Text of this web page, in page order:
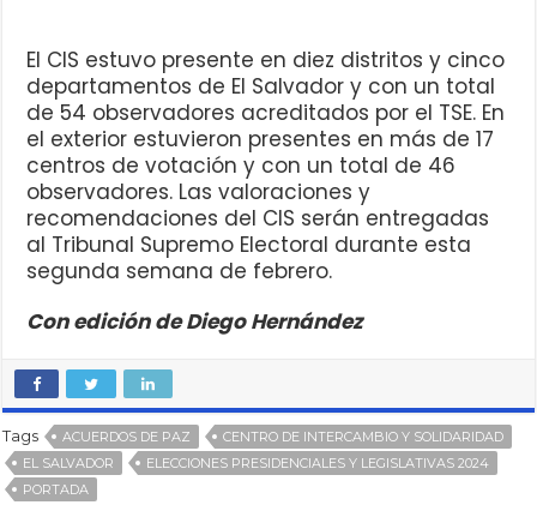
El CIS estuvo presente en diez distritos y cinco
departamentos de El Salvador y con un total
de 54 observadores acreditados por el TSE. En
el exterior estuvieron presentes en más de 17
centros de votación y con un total de 46
observadores. Las valoraciones y
recomendaciones del CIS serán entregadas
al Tribunal Supremo Electoral durante esta
segunda semana de febrero.
Con edición de Diego Hernández
Tags ACUERDOS DE PAZ
CENTRO DE INTERCAMBIO Y SOLIDARIDAD
EL SALVADOR
ELECCIONES PRESIDENCIALES Y LEGISLATIVAS 2024
PORTADA